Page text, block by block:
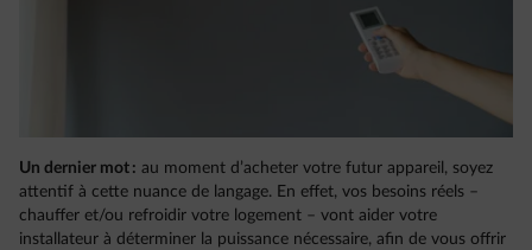
Un dernier mot : au moment d’acheter votre futur appareil, soyez
attentif à cette nuance de langage. En effet, vos besoins réels –
chauffer et/ou refroidir votre logement – vont aider votre
installateur à déterminer la puissance nécessaire, afin de vous offrir